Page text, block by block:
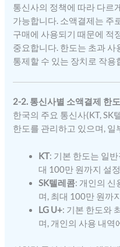
통신사의 정책에 따라 다르
가능합니다. 소액결제는 주
구매에 사용되기 때문에 적
중요합니다. 한도는 초과
통제할 수 있는 장치로 작용
2-2. 통신사별 소액결제 한도
한국의 주요 통신사(KT, SK
한도를 관리하고 있으며,
KT: 기본 한도는 일
대 100만 원까지 설
SK텔레콤: 개인의 신
며, 최대 100만 원까
LG U+: 기본 한도와
며, 개인의 사용 내역